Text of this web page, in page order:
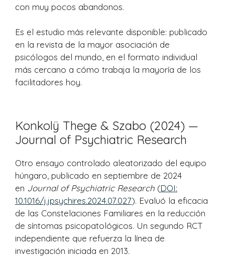
con muy pocos abandonos.
Es el estudio más relevante disponible: publicado
en la revista de la mayor asociación de
psicólogos del mundo, en el formato individual
más cercano a cómo trabaja la mayoría de los
facilitadores hoy.
Konkolÿ Thege & Szabo (2024) —
Journal of Psychiatric Research
Otro ensayo controlado aleatorizado del equipo
húngaro, publicado en septiembre de 2024
en Journal of Psychiatric Research (DOI:
10.1016/j.jpsychires.2024.07.027). Evaluó la eficacia
de las Constelaciones Familiares en la reducción
de síntomas psicopatológicos. Un segundo RCT
independiente que refuerza la línea de
investigación iniciada en 2013.